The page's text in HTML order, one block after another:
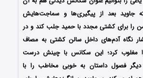
جاوید بعد از پیگیری‌ها و سماجت‌هایش
را برای کشتی مجدد با حمید جلب کند و در
نگاه آدم‌های داخل سالن کشتی به مصاف
مغلوب کرد؛ این سکانس با چینش درست
فصول داستان به خوبی مخاطب را با